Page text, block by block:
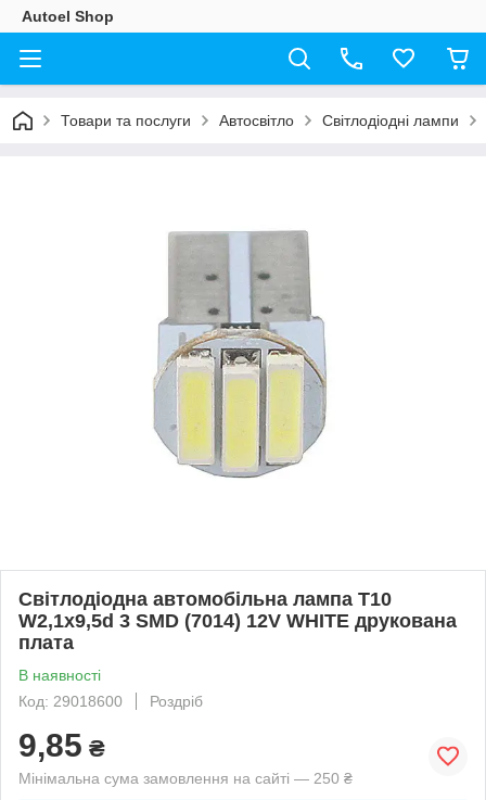
Autoel Shop
Товари та послуги Автосвітло Світлодіодні лампи
Світлодіодна автомобільна лампа T10
W2,1x9,5d 3 SMD (7014) 12V WHITE друкована
плата
В наявності
Код: 29018600
Роздріб
9,85 ₴
Мінімальна сума замовлення на сайті — 250 ₴